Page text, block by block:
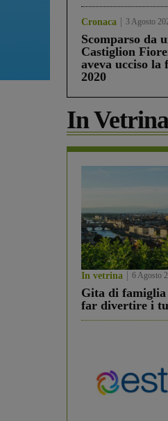
Cronaca 3 Agosto
Scomparso da
Castiglion
aveva ucciso la
2020
In Vetrina
In vetrina 6 Agosto
Gita di famiglia
far divertire i